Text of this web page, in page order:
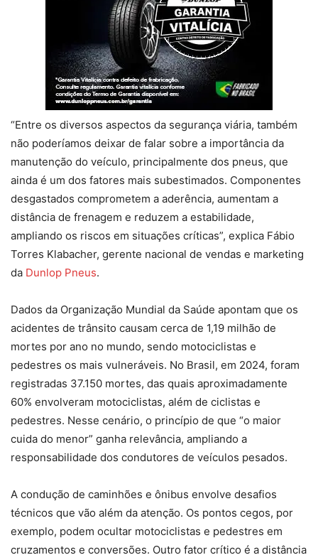
“Entre os diversos aspectos da segurança viária, também
não poderíamos deixar de falar sobre a importância da
manutenção do veículo, principalmente dos pneus, que
ainda é um dos fatores mais subestimados. Componentes
desgastados comprometem a aderência, aumentam a
distância de frenagem e reduzem a estabilidade,
ampliando os riscos em situações críticas”, explica Fábio
Torres Klabacher, gerente nacional de vendas e marketing
da Dunlop Pneus.
Dados da Organização Mundial da Saúde apontam que os
acidentes de trânsito causam cerca de 1,19 milhão de
mortes por ano no mundo, sendo motociclistas e
pedestres os mais vulneráveis. No Brasil, em 2024, foram
registradas 37.150 mortes, das quais aproximadamente
60% envolveram motociclistas, além de ciclistas e
pedestres. Nesse cenário, o princípio de que “o maior
cuida do menor” ganha relevância, ampliando a
responsabilidade dos condutores de veículos pesados.
A condução de caminhões e ônibus envolve desafios
técnicos que vão além da atenção. Os pontos cegos, por
exemplo, podem ocultar motociclistas e pedestres em
cruzamentos e conversões. Outro fator crítico é a distância